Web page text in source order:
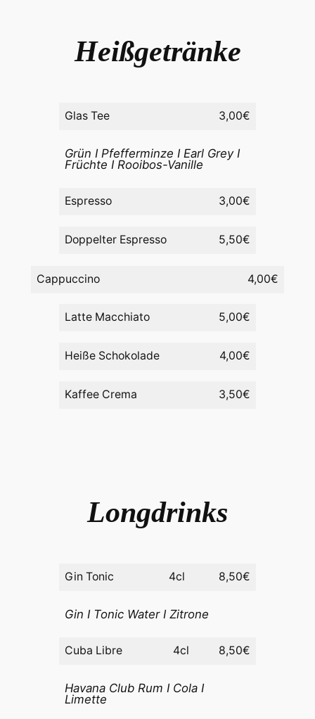
Heißgetränke
Glas Tee 3,00€
Grün I Pfefferminze I Earl Grey I
Früchte I Rooibos-Vanille
Espresso 3,00€
Doppelter Espresso 5,50€
Cappuccino 4,00€
Latte Macchiato 5,00€
Heiße Schokolade 4,00€
Kaffee Crema 3,50€
Longdrinks
Gin Tonic 4cl 8,50€
Gin I Tonic Water I Zitrone
Cuba Libre 4cl 8,50€
Havana Club Rum I Cola I
Limette